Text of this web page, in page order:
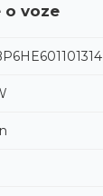
o voze